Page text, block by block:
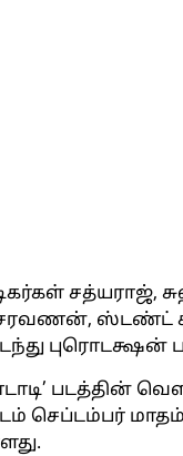
சரவணன், ஸ்டண்ட்
படத்தின்
செப்டம்பர்